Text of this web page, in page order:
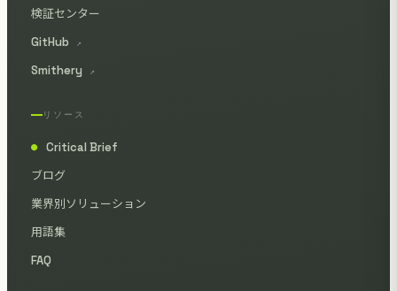
検証センター
GitHub
↗
Smithery ↗
リソース
●
Critical Brief
ブログ
業界別ソリューション
用語集
FAQ